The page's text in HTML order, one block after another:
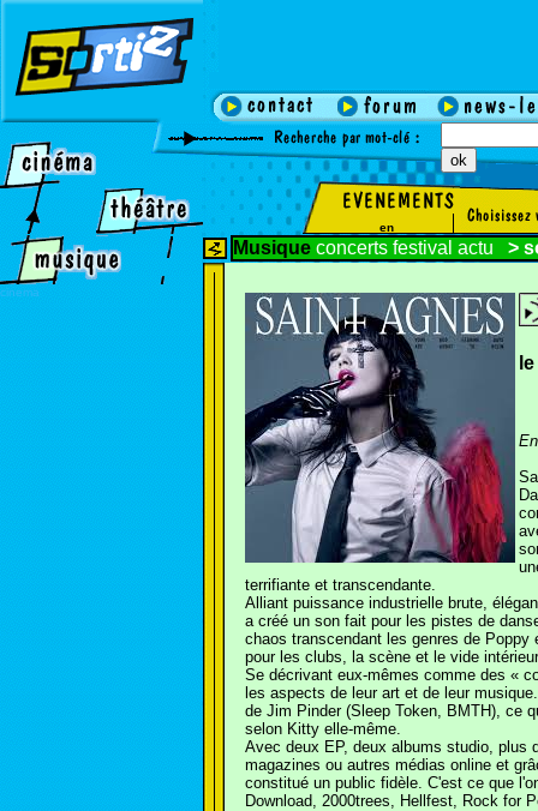
en
cinema
Musique concerts festival actu >
terrifiante et transcendante.
Alliant puissance industrielle brute,
a créé un son fait pour les pistes de
chaos transcendant les genres de
pour les clubs, la scène et le vide
Se décrivant eux-mêmes comme des «
les aspects de leur art et de leur
de Jim Pinder (Sleep Token, BMTH), ce
selon Kitty elle-même.
Avec deux EP, deux albums studio, plus
magazines ou autres médias online et
constitué un public fidèle. C'est ce que
Download, 2000trees, Hellfest, Rock for